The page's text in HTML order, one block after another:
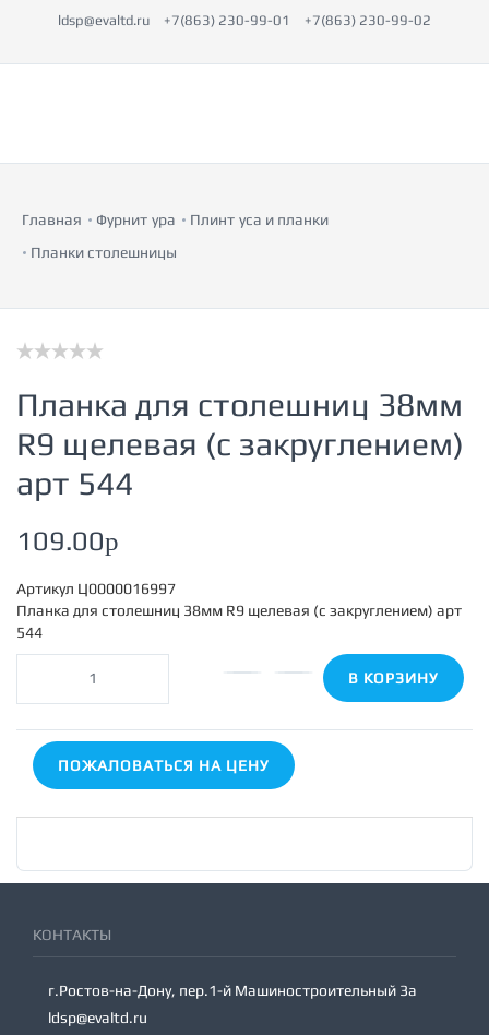
ldsp@evaltd.ru +7(863) 230-99-01 +7(863) 230-99-02
Главная Фурнитура
Плинтуса и планки
Планки столешницы
Планка для столешниц 38мм
R9 щелевая (с закруглением)
арт 544
109.00p
Артикул Ц0000016997
Планка для столешниц 38мм R9 щелевая (с закруглением) арт
544
В КОРЗИНУ
ПОЖАЛОВАТЬСЯ НА ЦЕНУ
КОНТАКТЫ
г.Ростов-на-Дону, пер.1-й Машиностроительный 3а
ldsp@evaltd.ru